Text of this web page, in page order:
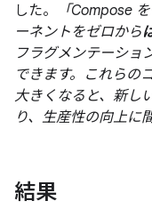
した。
「Compose
ーネントをゼロから
フラグメンテーショ
できます。これらの
大きくなると、新し
り、生産性の向上に
結果